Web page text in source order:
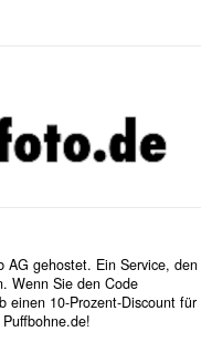
AG gehostet. Ein Service, den
Wenn Sie den Code
einen 10-Prozent-Discount für